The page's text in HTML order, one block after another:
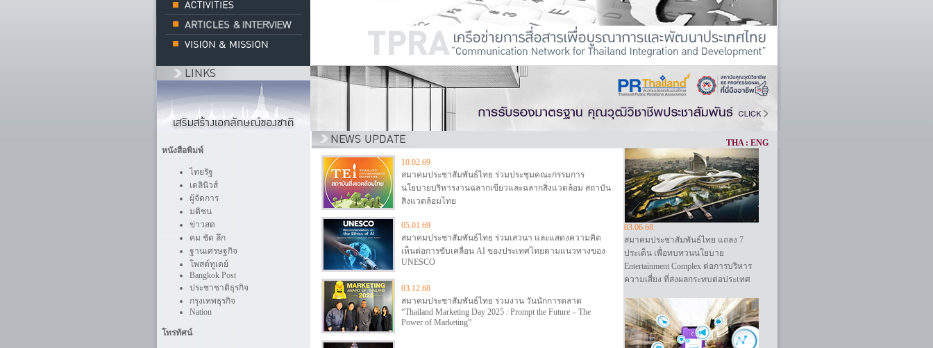
หนังสือพิมพ์
ไทยรัฐ
เดลินิวส์
ผู้จัดการ
มติชน
ข่าวสด
คม ชัด ลึก
ฐานเศรษฐกิจ
โพสต์ทูเดย์
Bangkok Post
ประชาชาติธุรกิจ
กรุงเทพธุรกิจ
Nation
โทรทัศน์
THA: ENG
10.02.69
สมาคมประชาสัมพันธ์ไทย ร่วมประชุมคณะกรรมการ
นโยบายบริหารงานฉลากเขียวและฉลากสิ่งแวดล้อม สถาบัน
สิ่งแวดล้อมไทย
05.01.69
สมาคมประชาสัมพันธ์ไทย ร่วมเสวนา และแสดงความคิด
เห็นต่อการขับเคลื่อน AI ของประเทศไทยตามแนวทางของ
UNESCO
03.12.68
สมาคมประชาสัมพันธ์ไทย ร่วมงาน วันนักการตลาด
“Thailand Marketing Day 2025 : Prompt the Future – The
Power of Marketing”
03.06.68
สมาคมประชาสัมพันธ์ไทย แถลง 7
ประเด็น เพื่อทบทวนนโยบาย
Entertainment Complex ต่อการบริหาร
ความเสี่ยง ที่ส่งผลกระทบต่อประเทศ